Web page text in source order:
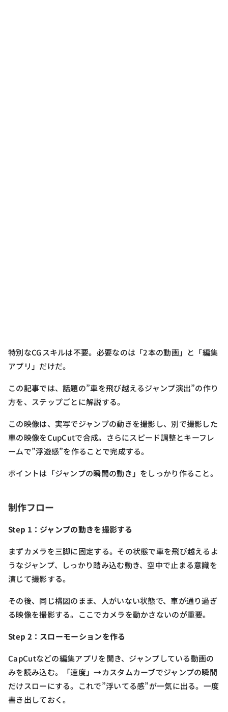
特別なCGスキルは不要。必要なのは「2本の動画」と「編集
アプリ」だけだ。
この記事では、話題の”車を飛び越えるジャンプ演出”の作り
方を、ステップごとに解説する。
この映像は、実写でジャンプの動きを撮影し、別で撮影した
車の映像をCupCutで合成。さらにスピード調整とキーフレ
ームで”浮遊感”を作ることで完成する。
ポイントは「ジャンプの瞬間の動き」をしっかり作ること。
制作フロー
Step 1：ジャンプの動きを撮影する
まずカメラを三脚に固定する。その状態で車を飛び越えるよ
うなジャンプ、しっかり踏み込む動き、空中で止まる意識を
演じて撮影する。
その後、同じ構図のまま、人がいない状態で、車が通り過ぎ
る映像を撮影する。ここでカメラを動かさないのが重要。
Step 2：スローモーションを作る
CapCutなどの編集アプリを開き、ジャンプしている動画の
みを読み込む。「速度」→カスタムカーブでジャンプの瞬間
だけスローにする。これで”浮いてる感”が一気に出る。一度
書き出しておく。